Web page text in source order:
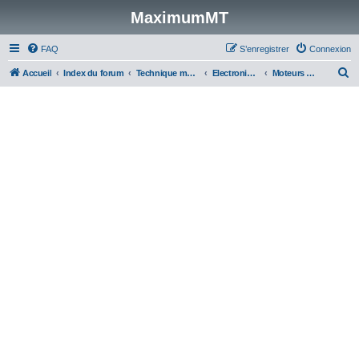
MaximumMT
FAQ Connexion
S’enregistrer
Accueil Index du forum Technique modélisme Electronique (radios, servos, variateurs, accus) Moteurs brushed & brushless